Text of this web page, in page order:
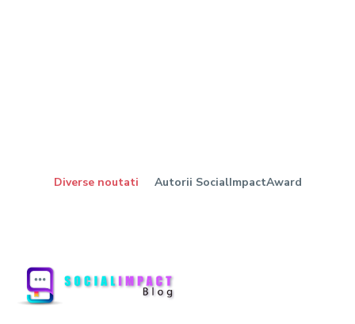
Diverse noutati Autorii SocialImpactAward